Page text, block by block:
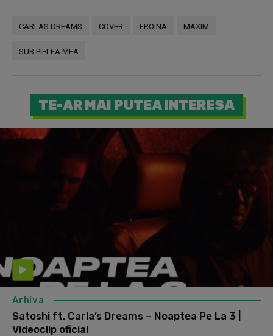
CARLAS DREAMS COVER EROINA MAXIM
SUB PIELEA MEA
TE-AR MAI PUTEA INTERESA
Arhiva
Satoshi ft. Carla’s Dreams – Noaptea Pe La 3 |
Videoclip oficial